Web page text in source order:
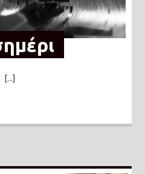
[...]